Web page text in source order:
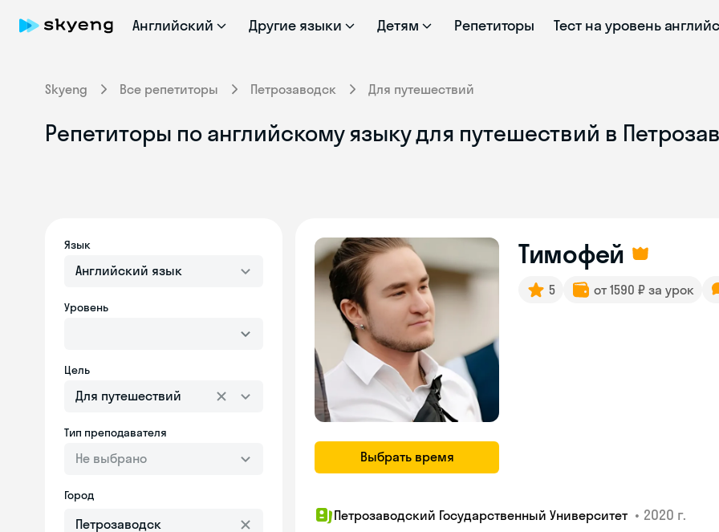
Английский Другие языки Детям Репетиторы Тест на уровень
Skyeng Все репетиторы Петрозаводск Для путешествий
Репетиторы по английскому языку для путешествий в
Язык
Английский язык
Уровень
Цель
Для путешествий
Тип преподавателя
Не выбрано
Город
Выбрать время
Тимофей
5 от 1590 ₽ за урок
Петрозаводский Государственный Университет • 2020 г.